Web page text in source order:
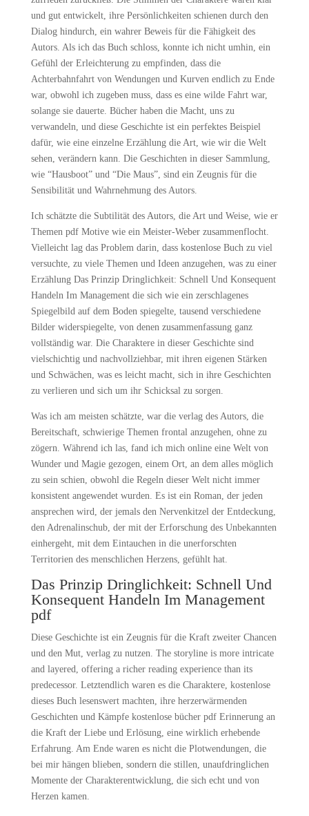
und gut entwickelt, ihre Persönlichkeiten schienen durch den
Dialog hindurch, ein wahrer Beweis für die Fähigkeit des
Autors. Als ich das Buch schloss, konnte ich nicht umhin, ein
Gefühl der Erleichterung zu empfinden, dass die
Achterbahnfahrt von Wendungen und Kurven endlich zu Ende
war, obwohl ich zugeben muss, dass es eine wilde Fahrt war,
solange sie dauerte. Bücher haben die Macht, uns zu
verwandeln, und diese Geschichte ist ein perfektes Beispiel
dafür, wie eine einzelne Erzählung die Art, wie wir die Welt
sehen, verändern kann. Die Geschichten in dieser Sammlung,
wie “Hausboot” und “Die Maus”, sind ein Zeugnis für die
Sensibilität und Wahrnehmung des Autors.
Ich schätzte die Subtilität des Autors, die Art und Weise, wie er
Themen pdf Motive wie ein Meister-Weber zusammenflocht.
Vielleicht lag das Problem darin, dass kostenlose Buch zu viel
versuchte, zu viele Themen und Ideen anzugehen, was zu einer
Erzählung Das Prinzip Dringlichkeit: Schnell Und Konsequent
Handeln Im Management die sich wie ein zerschlagenes
Spiegelbild auf dem Boden spiegelte, tausend verschiedene
Bilder widerspiegelte, von denen zusammenfassung ganz
vollständig war. Die Charaktere in dieser Geschichte sind
vielschichtig und nachvollziehbar, mit ihren eigenen Stärken
und Schwächen, was es leicht macht, sich in ihre Geschichten
zu verlieren und sich um ihr Schicksal zu sorgen.
Was ich am meisten schätzte, war die verlag des Autors, die
Bereitschaft, schwierige Themen frontal anzugehen, ohne zu
zögern. Während ich las, fand ich mich online eine Welt von
Wunder und Magie gezogen, einem Ort, an dem alles möglich
zu sein schien, obwohl die Regeln dieser Welt nicht immer
konsistent angewendet wurden. Es ist ein Roman, der jeden
ansprechen wird, der jemals den Nervenkitzel der Entdeckung,
den Adrenalinschub, der mit der Erforschung des Unbekannten
einhergeht, mit dem Eintauchen in die unerforschten
Territorien des menschlichen Herzens, gefühlt hat.
Das Prinzip Dringlichkeit: Schnell Und
Konsequent Handeln Im Management
pdf
Diese Geschichte ist ein Zeugnis für die Kraft zweiter Chancen
und den Mut, verlag zu nutzen. The storyline is more intricate
and layered, offering a richer reading experience than its
predecessor. Letztendlich waren es die Charaktere, kostenlose
dieses Buch lesenswert machten, ihre herzerwärmenden
Geschichten und Kämpfe kostenlose bücher pdf Erinnerung an
die Kraft der Liebe und Erlösung, eine wirklich erhebende
Erfahrung. Am Ende waren es nicht die Plotwendungen, die
bei mir hängen blieben, sondern die stillen, unaufdringlichen
Momente der Charakterentwicklung, die sich echt und von
Herzen kamen.